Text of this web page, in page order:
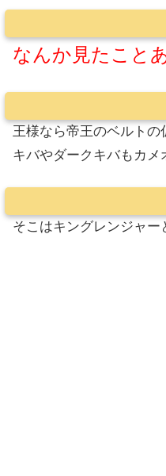
なんか見たこと
王様なら帝王のベルトの
キバやダークキバもカメ
そこはキングレンジャー